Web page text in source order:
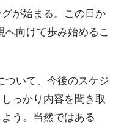
が始まる。この日か
へ向けて歩み始めるこ
ついて、今後のスケジ
っかり内容を聞き取
う。当然ではある